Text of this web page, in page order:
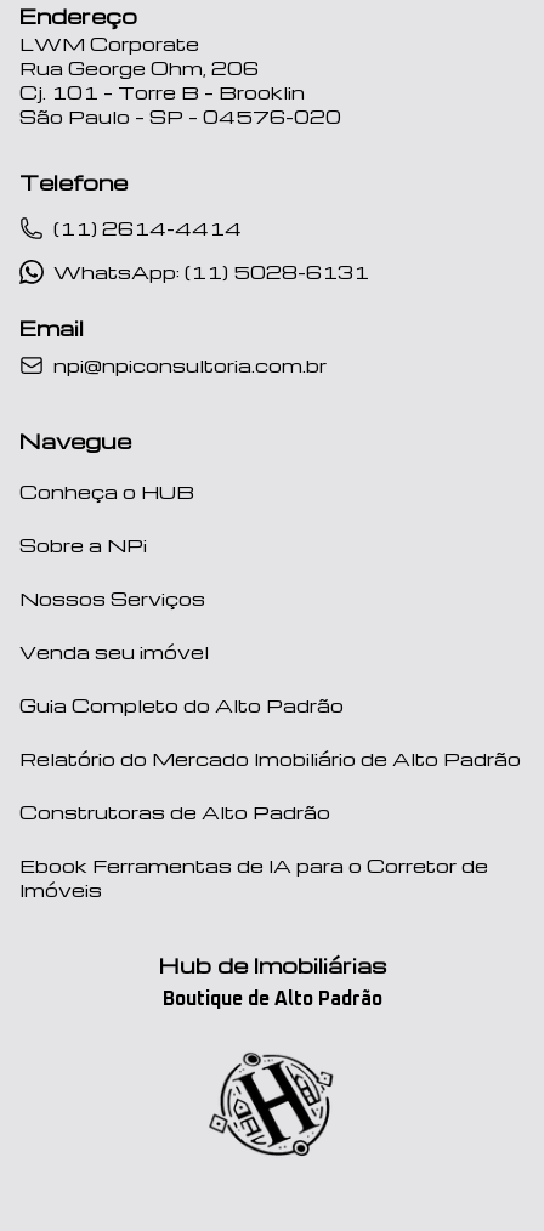
Endereço
LWM Corporate
Rua George Ohm, 206
Cj. 101 – Torre B – Brooklin
São Paulo – SP – 04576-020
Telefone
(11) 2614-4414
WhatsApp: (11) 5028-6131
Email
npi@npiconsultoria.com.br
Navegue
Conheça o HUB
Sobre a NPi
Nossos Serviços
Venda seu imóvel
Guia Completo do Alto Padrão
Relatório do Mercado Imobiliário de Alto Padrão
Construtoras de Alto Padrão
Ebook Ferramentas de IA para o Corretor de
Imóveis
Hub de Imobiliárias
Boutique de Alto Padrão